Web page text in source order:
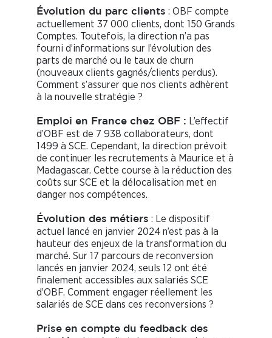
Évolution du parc clients : OBF compte
actuellement 37 000 clients, dont 150 Grands
Comptes. Toutefois, la direction n’a pas
fourni d’informations sur l’évolution des
parts de marché ou le taux de churn
(nouveaux clients gagnés/clients perdus).
Comment s’assurer que nos clients adhèrent
à la nouvelle stratégie ?
Emploi en France chez OBF : L’effectif
d’OBF est de 7 938 collaborateurs, dont
1499 à SCE. Cependant, la direction prévoit
de continuer les recrutements à Maurice et à
Madagascar. Cette course à la réduction des
coûts sur SCE et la délocalisation met en
danger nos compétences.
Évolution des métiers : Le dispositif
actuel lancé en janvier 2024 n’est pas à la
hauteur des enjeux de la transformation du
marché. Sur 17 parcours de reconversion
lancés en janvier 2024, seuls 12 ont été
finalement accessibles aux salariés SCE
d’OBF. Comment engager réellement les
salariés de SCE dans ces reconversions ?
Prise en compte du feedback des